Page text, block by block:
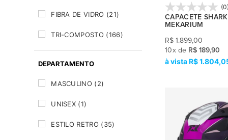
FIBRA DE VIDRO (21)
TRI-COMPOSTO (166)
DEPARTAMENTO
MASCULINO (2)
UNISEX (1)
ESTILO RETRO (35)
(0)
CAPACETE
MEKARIUM
R$ 1.899,00
10x de R$ 189,90
R$